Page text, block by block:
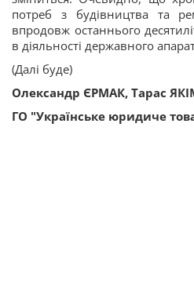
потреб з будівництва та
впродовж останнього
в діяльності державного
(Далі буде)
Олександр ЄРМАК, Тарас
ГО "Українське юридиче